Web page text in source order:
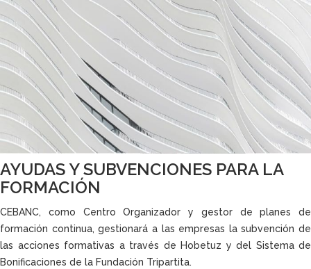
AYUDAS Y SUBVENCIONES PARA LA
FORMACIÓN
CEBANC, como Centro Organizador y gestor de planes de
formación continua, gestionará a las empresas la subvención de
las acciones formativas a través de Hobetuz y del Sistema de
Bonificaciones de la Fundación Tripartita.